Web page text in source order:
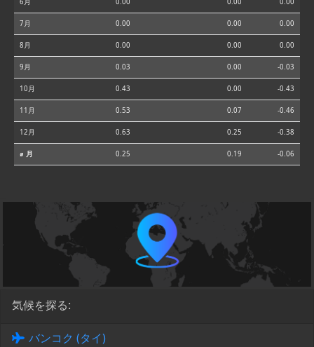
6月 0.00 0.00 0.00
7月 0.00 0.00 0.00
8月 0.00 0.00 0.00
9月 0.03 0.00 -0.03
10月 0.43 0.00 -0.43
11月 0.53 0.07 -0.46
12月 0.63 0.25 -0.38
⌀ 月 0.25 0.19 -0.06
気候を探る:
バンコク (タイ)